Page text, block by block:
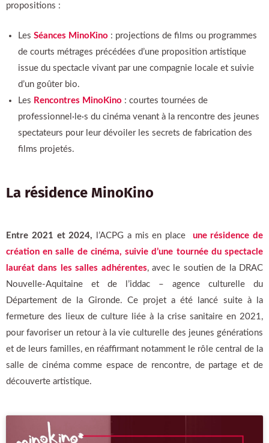
propositions :
Les Séances MinoKino : projections de films ou programmes
de courts métrages précédées d’une proposition artistique
issue du spectacle vivant par une compagnie locale et suivie
d’un goûter bio.
Les Rencontres MinoKino : courtes tournées de
professionnel·le·s du cinéma venant à la rencontre des jeunes
spectateurs pour leur dévoiler les secrets de fabrication des
films projetés.
La résidence MinoKino
Entre 2021 et 2024, l’ACPG a mis en place une résidence de
création en salle de cinéma, suivie d’une tournée du spectacle
lauréat dans les salles adhérentes, avec le soutien de la DRAC
Nouvelle-Aquitaine et de l’iddac – agence culturelle du
Département de la Gironde. Ce projet a été lancé suite à la
fermeture des lieux de culture liée à la crise sanitaire en 2021,
pour favoriser un retour à la vie culturelle des jeunes générations
et de leurs familles, en réaffirmant notamment le rôle central de la
salle de cinéma comme espace de rencontre, de partage et de
découverte artistique.